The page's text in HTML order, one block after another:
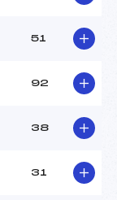
51
92
38
31